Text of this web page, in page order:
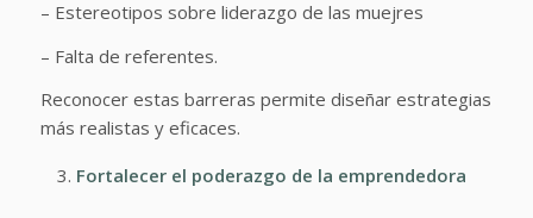
– Estereotipos sobre liderazgo de las muejres
– Falta de referentes.
Reconocer estas barreras permite diseñar estrategias
más realistas y eficaces.
Fortalecer el poderazgo de la emprendedora